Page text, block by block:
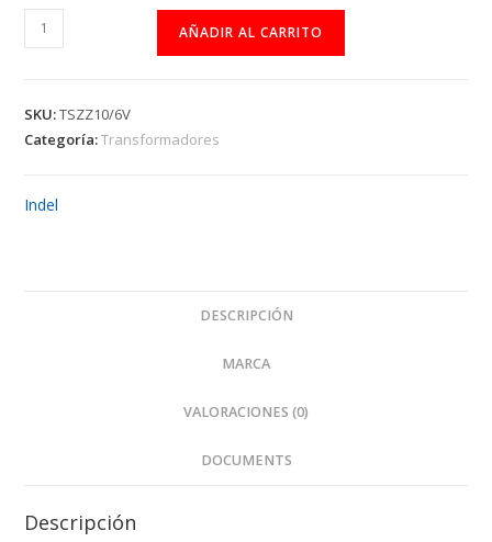
Transformador
Encapsulado
12VA
AÑADIR AL CARRITO
SKU:TSZZ10/6V
Categoría:Transformadores
Indel
DESCRIPCIÓN
MARCA
VALORACIONES (0)
DOCUMENTS
Descripción